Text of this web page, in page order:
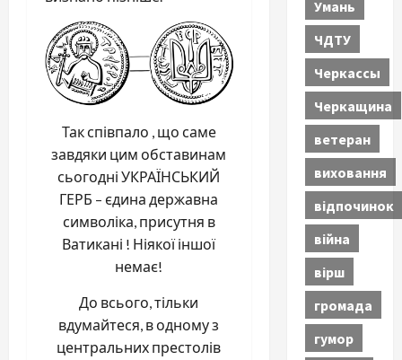
Так співпало , що саме
завдяки цим обставинам
сьогодні УКРАЇНСЬКИЙ
ГЕРБ – єдина державна
символіка, присутня в
Ватикані ! Ніякої іншої
немає!
До всього, тільки
вдумайтеся, в одному з
центральних престолів
Умань
ЧДТУ
Черкассы
Черкащина
ветеран
виховання
відпочинок
війна
вірш
громада
гумор